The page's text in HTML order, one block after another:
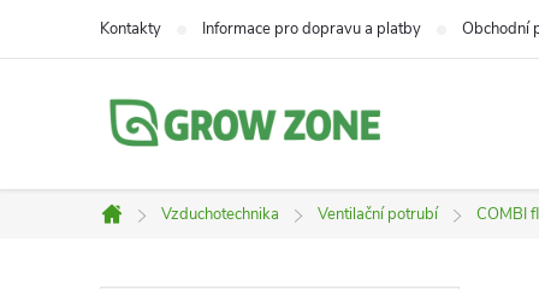
Kontakty Informace pro dopravu a platby Obchodní
Domů
Vzduchotechnika Ventilační potrubí COMBI